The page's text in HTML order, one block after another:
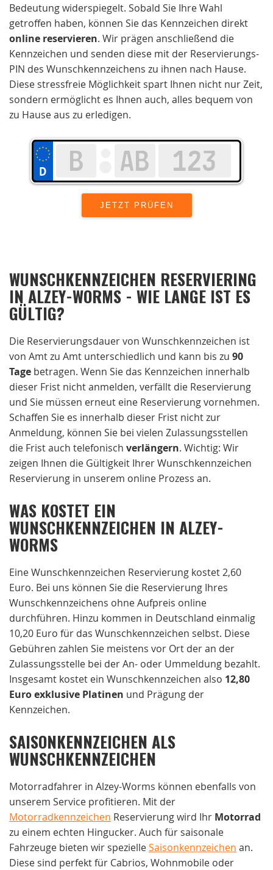
Bedeutung widerspiegelt. Sobald Sie Ihre Wahl
getroffen haben, können Sie das Kennzeichen direkt
online reservieren. Wir prägen anschließend die
Kennzeichen und senden diese mit der Reservierungs-
PIN des Wunschkennzeichens zu ihnen nach Hause.
Diese stressfreie Möglichkeit spart Ihnen nicht nur Zeit,
sondern ermöglicht es Ihnen auch, alles bequem von
zu Hause aus zu erledigen.
WUNSCHKENNZEICHEN RESERVIERING
IN ALZEY-WORMS - WIE LANGE IST ES
GÜLTIG?
Die Reservierungsdauer von Wunschkennzeichen ist
von Amt zu Amt unterschiedlich und kann bis zu 90
Tage betragen. Wenn Sie das Kennzeichen innerhalb
dieser Frist nicht anmelden, verfällt die Reservierung
und Sie müssen erneut eine Reservierung vornehmen.
Schaffen Sie es innerhalb dieser Frist nicht zur
Anmeldung, können Sie bei vielen Zulassungsstellen
die Frist auch telefonisch verlängern. Wichtig: Wir
zeigen Ihnen die Gültigkeit Ihrer Wunschkennzeichen
Reservierung in unserem online Prozess an.
WAS KOSTET EIN
WUNSCHKENNZEICHEN IN ALZEY-
WORMS
Eine Wunschkennzeichen Reservierung kostet 2,60
Euro. Bei uns können Sie die Reservierung Ihres
Wunschkennzeichens ohne Aufpreis online
durchführen. Hinzu kommen in Deutschland einmalig
10,20 Euro für das Wunschkennzeichen selbst. Diese
Gebühren zahlen Sie meistens vor Ort der an der
Zulassungsstelle bei der An- oder Ummeldung bezahlt.
Insgesamt kostet ein Wunschkennzeichen also 12,80
Euro exklusive Platinen und Prägung der
Kennzeichen.
SAISONKENNZEICHEN ALS
WUNSCHKENNZEICHEN
Motorradfahrer in Alzey-Worms können ebenfalls von
unserem Service profitieren. Mit der
Motorradkennzeichen Reservierung wird Ihr Motorrad
zu einem echten Hingucker. Auch für saisonale
Fahrzeuge bieten wir spezielleSaisonkennzeichen an.
Diese sind perfekt für Cabrios, Wohnmobile oder